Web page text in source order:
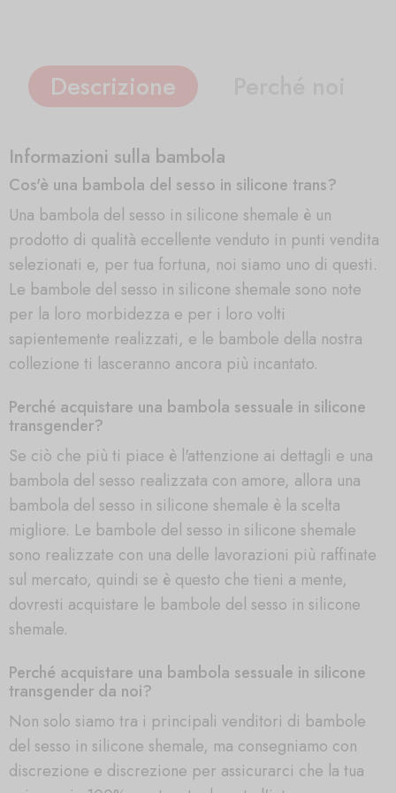
Descrizione
Informazioni sulla bambola
Cos'è una bambola del sesso in silicone trans?
Una bambola del sesso in silicone shemale è un
prodotto di qualità eccellente venduto in punti vendita
selezionati e, per tua fortuna, noi siamo uno di questi.
Le bambole del sesso in silicone shemale sono note
per la loro morbidezza e per i loro volti
sapientemente realizzati, e le bambole della nostra
collezione ti lasceranno ancora più incantato.
Perché acquistare una bambola sessuale in silicone
transgender?
Se ciò che più ti piace è l'attenzione ai dettagli e una
bambola del sesso realizzata con amore, allora una
bambola del sesso in silicone shemale è la scelta
migliore. Le bambole del sesso in silicone shemale
sono realizzate con una delle lavorazioni più raffinate
sul mercato, quindi se è questo che tieni a mente,
dovresti acquistare le bambole del sesso in silicone
shemale.
Perché acquistare una bambola sessuale in silicone
transgender da noi?
Non solo siamo tra i principali venditori di bambole
del sesso in silicone shemale, ma consegniamo con
discrezione e discrezione per assicurarci che la tua